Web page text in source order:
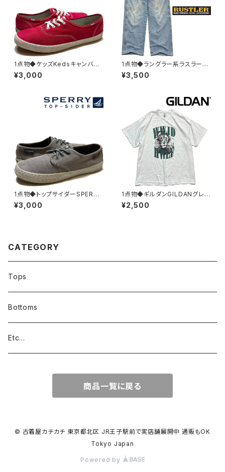
1点物◆ケッズKedsキャンバス
スニーカー赤ローテクシューズ
古着メンズレディースOKアメカ
¥3,000
1点物◆ラングラー系ラスラーR
USTLERデニムパンツ薄青ジー
ンズ古着36メンズXLレディース
¥3,500
1点物◆トップサイダーSPERRY
キャンバススニーカー古着メン
ズレディースOKアメカジ90sス
¥3,000
1点物◆ギルダンGILDANグレー
虎アニマルプリントTシャツ古着
メンズ3XLレディースOKアメカ
¥2,500
CATEGORY
Tops
Bottoms
Etc...
商品一覧に戻る
© 古着屋カチカチ 東京都北区 JR王子駅前で実店舗展開中 通販もOK
Tokyo Japan
Powered by